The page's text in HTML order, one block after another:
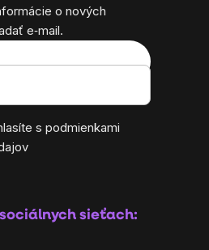
o nových
e‑mail.
s podmienkami
sieťach: